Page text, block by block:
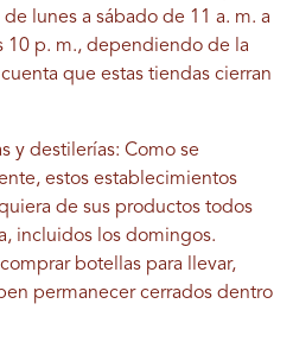
lunes a sábado de 11 a. m. a
10 p. m., dependiendo de la
que estas tiendas cierran
y destilerías: Como se
estos establecimientos
de sus productos todos
incluidos los domingos.
botellas para llevar,
permanecer cerrados dentro